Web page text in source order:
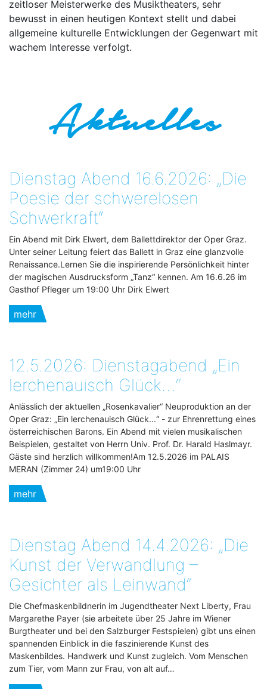
zeitloser Meisterwerke des Musiktheaters, sehr
bewusst in einen heutigen Kontext stellt und dabei
allgemeine kulturelle Entwicklungen der Gegenwart mit
wachem Interesse verfolgt.
Aktuelles
Dienstag Abend 16.6.2026: „Die
Poesie der schwerelosen
Schwerkraft“
Ein Abend mit Dirk Elwert, dem Ballettdirektor der Oper Graz.
Unter seiner Leitung feiert das Ballett in Graz eine glanzvolle
Renaissance.Lernen Sie die inspirierende Persönlichkeit hinter
der magischen Ausdrucksform „Tanz“ kennen. Am 16.6.26 im
Gasthof Pfleger um 19:00 Uhr Dirk Elwert
mehr
12.5.2026: Dienstagabend „Ein
lerchenauisch Glück…“
Anlässlich der aktuellen „Rosenkavalier“ Neuproduktion an der
Oper Graz: „Ein lerchenauisch Glück...“ - zur Ehrenrettung eines
österreichischen Barons. Ein Abend mit vielen musikalischen
Beispielen, gestaltet von Herrn Univ. Prof. Dr. Harald Haslmayr.
Gäste sind herzlich willkommen!Am 12.5.2026 im PALAIS
MERAN (Zimmer 24) um19:00 Uhr
mehr
Dienstag Abend 14.4.2026: „Die
Kunst der Verwandlung –
Gesichter als Leinwand“
Die Chefmaskenbildnerin im Jugendtheater Next Liberty, Frau
Margarethe Payer (sie arbeitete über 25 Jahre im Wiener
Burgtheater und bei den Salzburger Festspielen) gibt uns einen
spannenden Einblick in die faszinierende Kunst des
Maskenbildes. Handwerk und Kunst zugleich. Vom Menschen
zum Tier, vom Mann zur Frau, von alt auf…